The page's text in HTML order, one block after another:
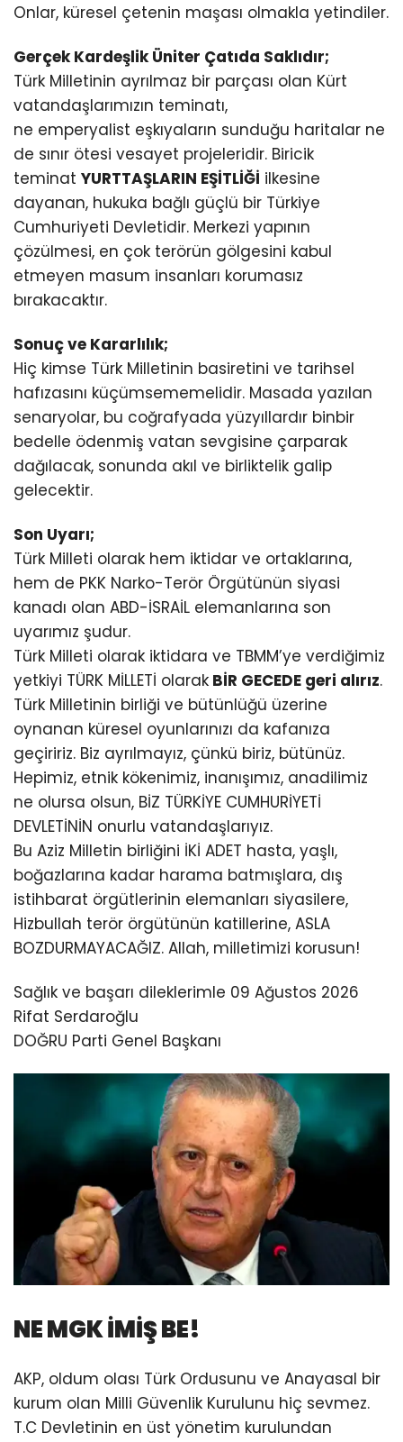
Onlar, küresel çetenin maşası olmakla yetindiler.
Gerçek Kardeşlik Üniter Çatıda Saklıdır;
Türk Milletinin ayrılmaz bir parçası olan Kürt
vatandaşlarımızın teminatı,
ne emperyalist eşkıyaların sunduğu haritalar ne
de sınır ötesi vesayet projeleridir. Biricik
teminat YURTTAŞLARIN EŞİTLİĞİ ilkesine
dayanan, hukuka bağlı güçlü bir Türkiye
Cumhuriyeti Devletidir. Merkezi yapının
çözülmesi, en çok terörün gölgesini kabul
etmeyen masum insanları korumasız
bırakacaktır.
Sonuç ve Kararlılık;
Hiç kimse Türk Milletinin basiretini ve tarihsel
hafızasını küçümsememelidir. Masada yazılan
senaryolar, bu coğrafyada yüzyıllardır binbir
bedelle ödenmiş vatan sevgisine çarparak
dağılacak, sonunda akıl ve birliktelik galip
gelecektir.
Son Uyarı;
Türk Milleti olarak hem iktidar ve ortaklarına,
hem de PKK Narko-Terör Örgütünün siyasi
kanadı olan ABD-İSRAİL elemanlarına son
uyarımız şudur.
Türk Milleti olarak iktidara ve TBMM’ye verdiğimiz
yetkiyi TÜRK MİLLETİ olarak BİR GECEDE geri alırız.
Türk Milletinin birliği ve bütünlüğü üzerine
oynanan küresel oyunlarınızı da kafanıza
geçiririz. Biz ayrılmayız, çünkü biriz, bütünüz.
Hepimiz, etnik kökenimiz, inanışımız, anadilimiz
ne olursa olsun, BİZ TÜRKİYE CUMHURİYETİ
DEVLETİNİN onurlu vatandaşlarıyız.
Bu Aziz Milletin birliğini İKİ ADET hasta, yaşlı,
boğazlarına kadar harama batmışlara, dış
istihbarat örgütlerinin elemanları siyasilere,
Hizbullah terör örgütünün katillerine, ASLA
BOZDURMAYACAĞIZ. Allah, milletimizi korusun!
Sağlık ve başarı dileklerimle 09 Ağustos 2026
Rifat Serdaroğlu
DOĞRU Parti Genel Başkanı
NE MGK İMİŞ BE!
AKP, oldum olası Türk Ordusunu ve Anayasal bir
kurum olan Milli Güvenlik Kurulunu hiç sevmez.
T.C Devletinin en üst yönetim kurulundan